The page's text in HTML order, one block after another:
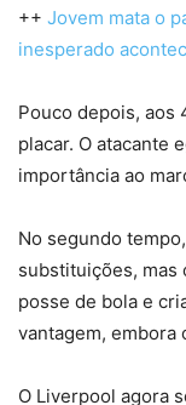
++ Jovem mata o
inesperado
Pouco depois, aos
placar. O atacante
importância ao
No segundo
substituições, mas
posse de bola e
vantagem, embora
O Liverpool agora